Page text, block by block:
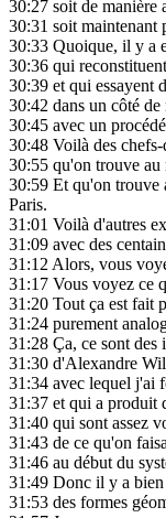
30:27 soit de manière
30:31 soit maintenant
30:33 Quoique, il y a
30:36 qui
30:39 et qui essayent
30:42 dans un côté de
30:45 avec un
30:48 Voilà des
30:55 qu'on trouve au
30:59 Et qu'on trouve
Paris.
31:01 Voilà d'autres
31:09 avec des
31:12Alors, vous
31:17 Vous voyez ce
31:20 Tout ça est fait
31:24 purement
31:28 Ça, ce sont des
31:30 d'Alexandre
31:34 avec lequel j'ai
31:37 et qui a produit
31:40 qui sont assez
31:43 de ce qu'on
31:46 au début du
31:49 Donc il y a bien
31:53 des formes